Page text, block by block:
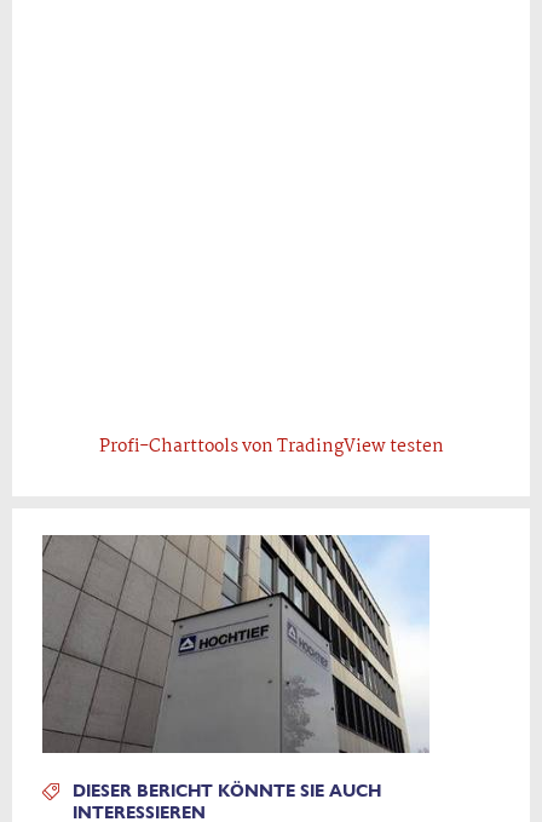
Profi-Charttools von TradingView testen
DIESER BERICHT KÖNNTE SIE AUCH
INTERESSIEREN